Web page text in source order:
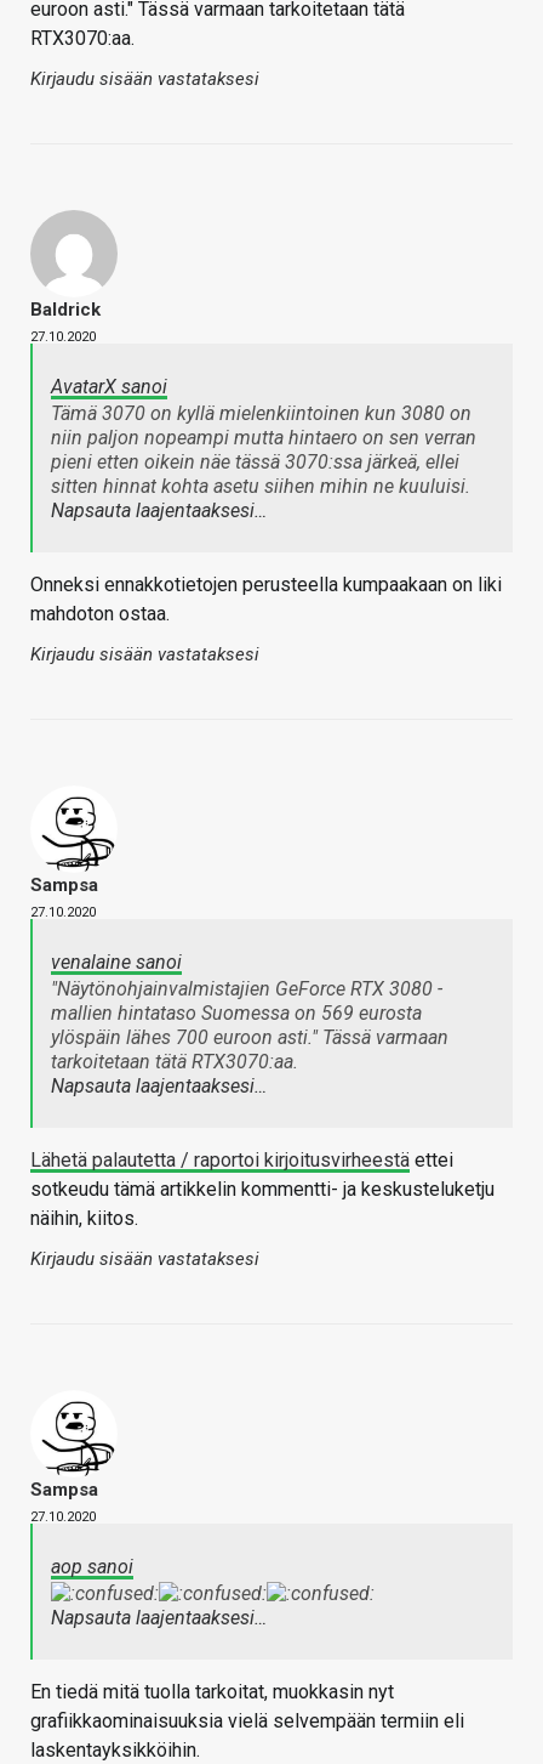
euroon asti." Tässä varmaan tarkoitetaan tätä
RTX3070:aa.
Kirjaudu sisään vastataksesi
Baldrick
27.10.2020
AvatarX sanoi
Tämä 3070 on kyllä mielenkiintoinen kun 3080 on
niin paljon nopeampi mutta hintaero on sen verran
pieni etten oikein näe tässä 3070:ssa järkeä, ellei
sitten hinnat kohta asetu siihen mihin ne kuuluisi.
Napsauta laajentaaksesi…
Onneksi ennakkotietojen perusteella kumpaakaan on liki
mahdoton ostaa.
Kirjaudu sisään vastataksesi
Sampsa
27.10.2020
venalaine sanoi
"Näytönohjainvalmistajien GeForce RTX 3080 -
mallien hintataso Suomessa on 569 eurosta
ylöspäin lähes 700 euroon asti." Tässä varmaan
tarkoitetaan tätä RTX3070:aa.
Napsauta laajentaaksesi…
Lähetä palautetta / raportoi kirjoitusvirheestä ettei
sotkeudu tämä artikkelin kommentti- ja keskusteluketju
näihin, kiitos.
Kirjaudu sisään vastataksesi
Sampsa
27.10.2020
aop sanoi
Napsauta laajentaaksesi…
En tiedä mitä tuolla tarkoitat, muokkasin nyt
grafiikkaominaisuuksia vielä selvempään termiin eli
laskentayksikköihin.